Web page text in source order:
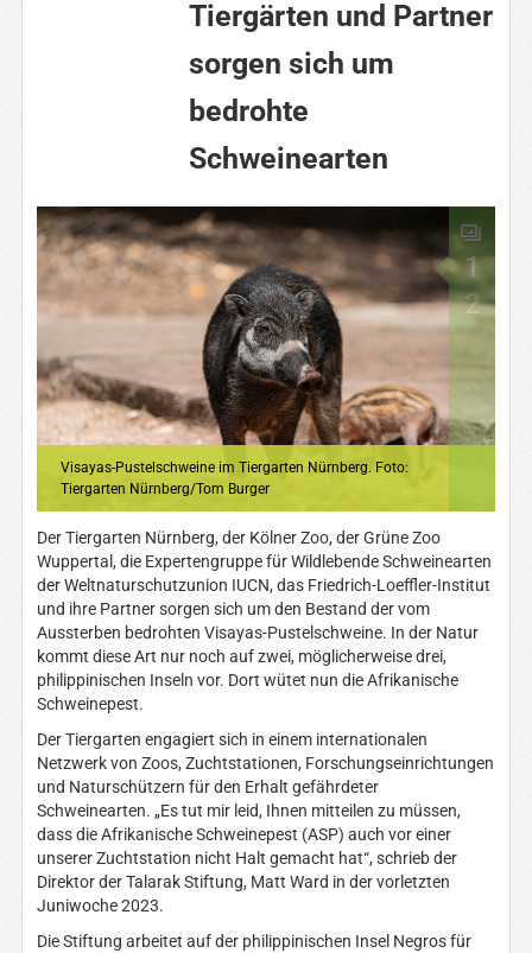
Tiergärten und Partner
sorgen sich um
bedrohte
Schweinearten
Visayas-Pustelschweine im Tiergarten Nürnberg. Foto:
Tiergarten Nürnberg/Tom Burger
1
2
Der Tiergarten Nürnberg, der Kölner Zoo, der Grüne Zoo
Wuppertal, die Expertengruppe für Wildlebende Schweinearten
der Weltnaturschutzunion IUCN, das Friedrich-Loeffler-Institut
und ihre Partner sorgen sich um den Bestand der vom
Aussterben bedrohten Visayas-Pustelschweine. In der Natur
kommt diese Art nur noch auf zwei, möglicherweise drei,
philippinischen Inseln vor. Dort wütet nun die Afrikanische
Schweinepest.
Der Tiergarten engagiert sich in einem internationalen
Netzwerk von Zoos, Zuchtstationen, Forschungseinrichtungen
und Naturschützern für den Erhalt gefährdeter
Schweinearten. „Es tut mir leid, Ihnen mitteilen zu müssen,
dass die Afrikanische Schweinepest (ASP) auch vor einer
unserer Zuchtstation nicht Halt gemacht hat“, schrieb der
Direktor der Talarak Stiftung, Matt Ward in der vorletzten
Juniwoche 2023.
Die Stiftung arbeitet auf der philippinischen Insel Negros für